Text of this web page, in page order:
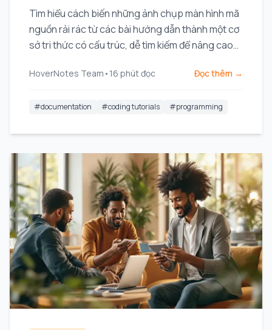
Tìm hiểu cách biến những ảnh chụp màn hình mã
nguồn rải rác từ các bài hướng dẫn thành một cơ
sở tri thức có cấu trúc, dễ tìm kiếm để nâng cao
HoverNotes Team • 16 phút đọc Đọc thêm →
#documentation #coding tutorials #programming